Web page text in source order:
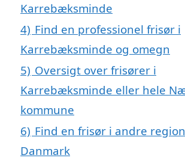
Karrebæksminde
4) Find en professionel frisør i
Karrebæksminde og omegn
5) Oversigt over frisører i
Karrebæksminde eller hele
kommune
6) Find en frisør i andre
Danmark